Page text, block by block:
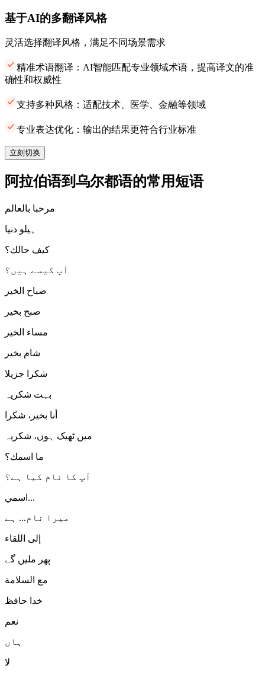
基于AI的多翻译风格
灵活选择翻译风格，满足不同场景需求
精准术语翻译：AI智能匹配专业领域术语，提高译文的准
确性和权威性
支持多种风格：适配技术、医学、金融等领域
专业表达优化：输出的结果更符合行业标准
立刻切换
阿拉伯语到乌尔都语的常用短语
مرحبا بالعالم
ہیلو دنیا
كيف حالك؟
آپ کیسے ہیں؟
صباح الخير
صبح بخیر
مساء الخير
شام بخیر
شكرا جزيلا
بہت شکریہ
أنا بخير، شكرا
میں ٹھیک ہوں، شکریہ
ما اسمك؟
آپ کا نام کیا ہے؟
اسمي...
میرا نام... ہے
إلى اللقاء
پھر ملیں گے
مع السلامة
خدا حافظ
نعم
ہاں
لا